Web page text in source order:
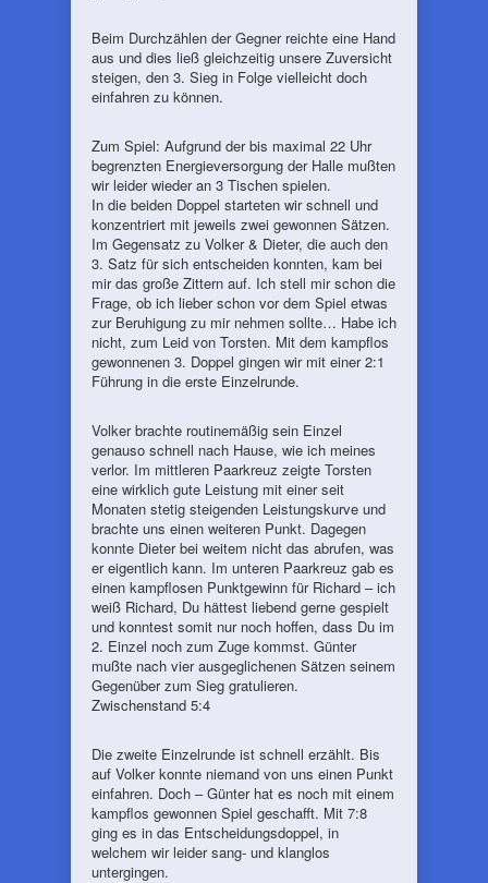
Beim Durchzählen der Gegner reichte eine Hand
aus und dies ließ gleichzeitig unsere Zuversicht
steigen, den 3. Sieg in Folge vielleicht doch
einfahren zu können.
Zum Spiel: Aufgrund der bis maximal 22 Uhr
begrenzten Energieversorgung der Halle mußten
wir leider wieder an 3 Tischen spielen.
In die beiden Doppel starteten wir schnell und
konzentriert mit jeweils zwei gewonnen Sätzen.
Im Gegensatz zu Volker & Dieter, die auch den
3. Satz für sich entscheiden konnten, kam bei
mir das große Zittern auf. Ich stell mir schon die
Frage, ob ich lieber schon vor dem Spiel etwas
zur Beruhigung zu mir nehmen sollte… Habe ich
nicht, zum Leid von Torsten. Mit dem kampflos
gewonnenen 3. Doppel gingen wir mit einer 2:1
Führung in die erste Einzelrunde.
Volker brachte routinemäßig sein Einzel
genauso schnell nach Hause, wie ich meines
verlor. Im mittleren Paarkreuz zeigte Torsten
eine wirklich gute Leistung mit einer seit
Monaten stetig steigenden Leistungskurve und
brachte uns einen weiteren Punkt. Dagegen
konnte Dieter bei weitem nicht das abrufen, was
er eigentlich kann. Im unteren Paarkreuz gab es
einen kampflosen Punktgewinn für Richard – ich
weiß Richard, Du hättest liebend gerne gespielt
und konntest somit nur noch hoffen, dass Du im
2. Einzel noch zum Zuge kommst. Günter
mußte nach vier ausgeglichenen Sätzen seinem
Gegenüber zum Sieg gratulieren.
Zwischenstand 5:4
Die zweite Einzelrunde ist schnell erzählt. Bis
auf Volker konnte niemand von uns einen Punkt
einfahren. Doch – Günter hat es noch mit einem
kampflos gewonnen Spiel geschafft. Mit 7:8
ging es in das Entscheidungsdoppel, in
welchem wir leider sang- und klanglos
untergingen.